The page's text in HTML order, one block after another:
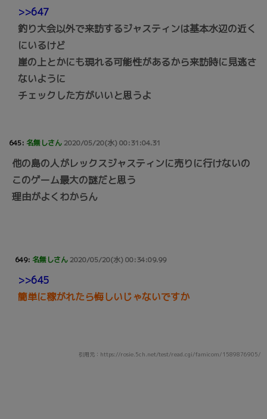
>>647
釣り大会以外で来訪するジャスティンは基本水辺の近く
にいるけど
崖の上とかにも現れる可能性があるから来訪時に見逃さ
ないように
チェックした方がいいと思うよ
645: 名無しさん2020/05/20(水) 00:31:04.31
他の島の人がレックスジャスティンに売りに行けないの
このゲーム最大の謎だと思う
理由がよくわからん
649: 名無しさん2020/05/20(水) 00:34:09.99
>>645
簡単に稼がれたら悔しいじゃないですか
引用元：https://rosie.5ch.net/test/read.cgi/famicom/1589876905/